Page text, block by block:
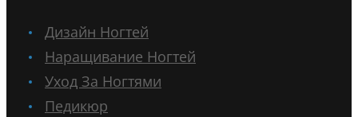
Дизайн Ногтей
Наращивание Ногтей
Уход За Ногтями
Педикюр